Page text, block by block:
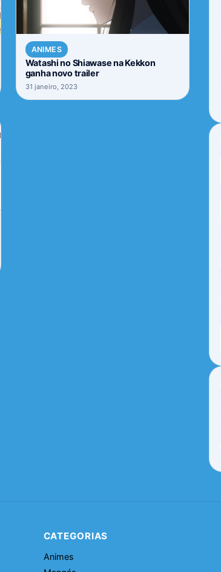
ANIMES
Watashi no Shiawase na Kekkon
ganha novo trailer
31 janeiro, 2023
CATEGORIAS
Animes